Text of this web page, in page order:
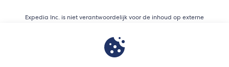
Expedia Inc. is niet verantwoordelijk voor de inhoud op externe